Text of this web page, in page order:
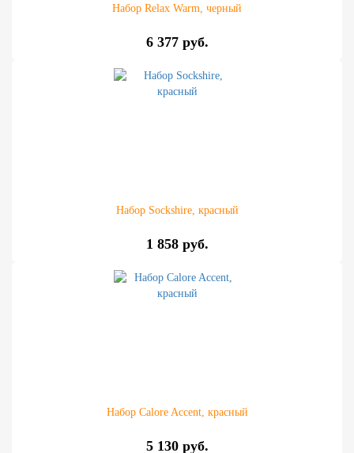
Набор Relax Warm, черный
6 377 руб.
Набор Sockshire, красный
1 858 руб.
Набор Calore Accent, красный
5 130 руб.